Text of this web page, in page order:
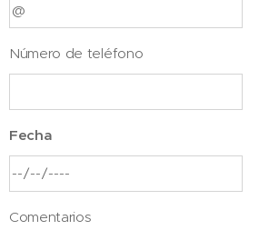
Número de teléfono
Fecha
Comentarios